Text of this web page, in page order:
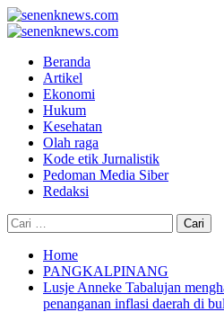
Skip
to
Primary
Beranda
Artikel
Ekonomi
Hukum
Kesehatan
Olah raga
Kode etik Jurnalistik
Pedoman Media Siber
Redaksi
Cari
untuk:
Home
PANGKALPINANG
Lusje Anneke Tabalujan
penanganan inflasi daerah di